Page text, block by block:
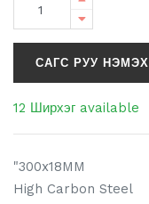
САГС РУУ НЭМЭХ
12 Ширхэг available
"300x18MM
High Carbon Steel